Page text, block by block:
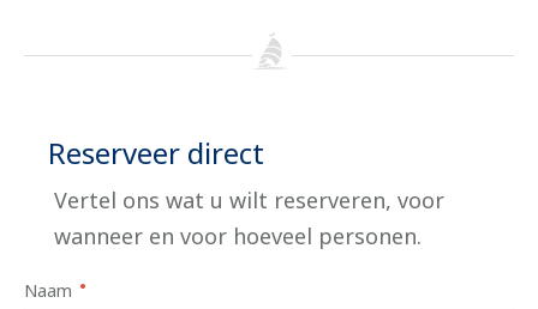
Reserveer direct
Vertel ons wat u wilt reserveren, voor
wanneer en voor hoeveel personen.
Naam